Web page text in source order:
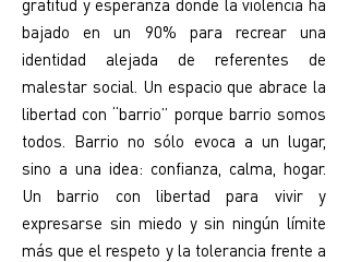
gratitud y esperanza donde la violencia ha
bajado en un 90% para recrear una
identidad alejada de referentes de
malestar social. Un espacio que abrace la
libertad con “barrio” porque barrio somos
todos. Barrio no sólo evoca a un lugar,
sino a una idea: confianza, calma, hogar.
Un barrio con libertad para vivir y
expresarse sin miedo y sin ningún límite
más que el respeto y la tolerancia frente a